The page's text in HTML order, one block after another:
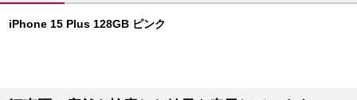
iPhone 15 Plus 128GB ピンク